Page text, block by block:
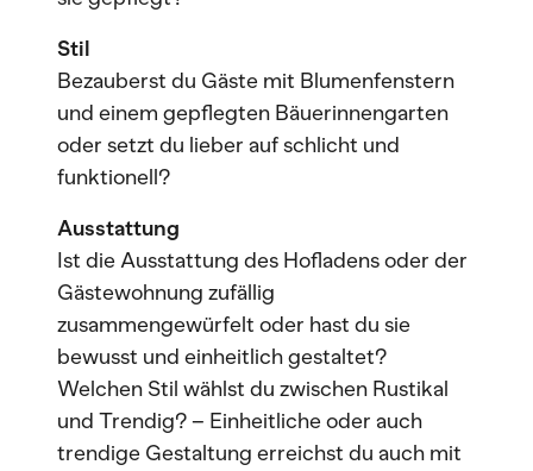
Stil
Bezauberst du Gäste mit Blumenfenstern
und einem gepflegten Bäuerinnengarten
oder setzt du lieber auf schlicht und
funktionell?
Ausstattung
Ist die Ausstattung des Hofladens oder der
Gästewohnung zufällig
zusammengewürfelt oder hast du sie
bewusst und einheitlich gestaltet?
Welchen Stil wählst du zwischen Rustikal
und Trendig? – Einheitliche oder auch
trendige Gestaltung erreichst du auch mit